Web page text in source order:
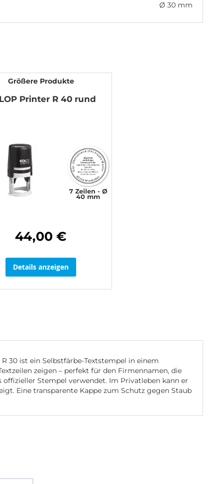
Ø 30 mm
Größere Produkte
Printer R 40 rund
7 Zeilen Ø
40 mm
44,00 €
Details anzeigen
30 ist ein Selbstfärbe-Textstempel in einem
zeigen – perfekt für den Firmennamen, die
offizieller Stempel verwendet. Im Privatleben kann er
Eine transparente Kappe zum Schutz gegen Staub